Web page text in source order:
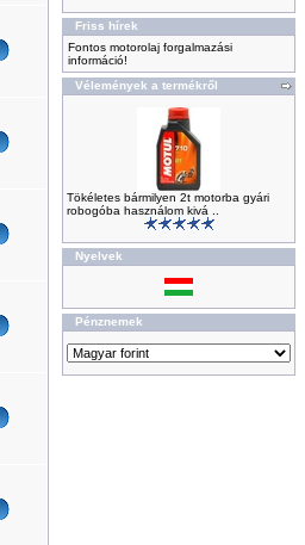
Friss hírek
Fontos motorolaj forgalmazási
információ!
Vélemények a termékről
Tökéletes bármilyen 2t motorba gyári
robogóba használom kivá ..
Nyelvek
Pénznemek